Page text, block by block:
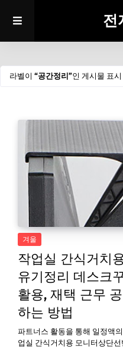
전
라벨이 공간정리 인 게시물 표시
겨울
작업실 간식거치
유기정리 데스크
활용, 재택 근무
하는 방법
파트너스 활동을 통해 일정액
업실 간식거치용 모니터상단